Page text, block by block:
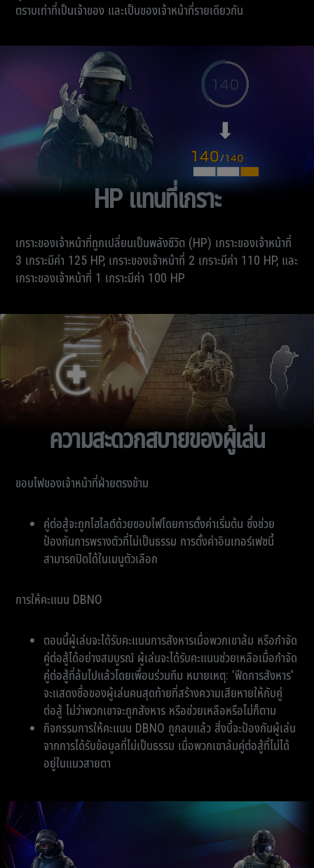
ตราบเท่าที่เป็นเจ้าของ และเป็นของเจ้าหน้าที่รายเดียวกัน
HP แทนที่เกราะ
เกราะของเจ้าหน้าที่ถูกเปลี่ยนเป็นพลังชีวิต (HP) เกราะของเจ้าหน้าที่
3 เกราะมีค่า 125 HP, เกราะของเจ้าหน้าที่ 2 เกราะมีค่า 110 HP, และ
เกราะของเจ้าหน้าที่ 1 เกราะมีค่า 100 HP
ความสะดวกสบายของผู้เล่น
ขอบไฟของเจ้าหน้าที่ฝ่ายตรงข้าม
คู่ต่อสู้จะถูกไฮไลต์ด้วยขอบไฟโดยการตั้งค่าเริ่มต้น ซึ่งช่วย
ป้องกันการพรางตัวที่ไม่เป็นธรรม การตั้งค่าอินเทอร์เฟซนี้
สามารถปิดได้ในเมนูตัวเลือก
การให้คะแนน DBNO
ตอนนี้ผู้เล่นจะได้รับคะแนนการสังหารเมื่อพวกเขาล้ม หรือกำจัด
คู่ต่อสู้ได้อย่างสมบูรณ์ ผู้เล่นจะได้รับคะแนนช่วยเหลือเมื่อกำจัด
คู่ต่อสู้ที่ล้มไปแล้วโดยเพื่อนร่วมทีม หมายเหตุ: 'ฟีดการสังหาร'
จะแสดงชื่อของผู้เล่นคนสุดท้ายที่สร้างความเสียหายให้กับคู่
ต่อสู้ ไม่ว่าพวกเขาจะถูกสังหาร หรือช่วยเหลือหรือไม่ก็ตาม
กิจกรรมการให้คะแนน DBNO ถูกลบแล้ว สิ่งนี้จะป้องกันผู้เล่น
จากการได้รับข้อมูลที่ไม่เป็นธรรม เมื่อพวกเขาล้มคู่ต่อสู้ที่ไม่ได้
อยู่ในแนวสายตา